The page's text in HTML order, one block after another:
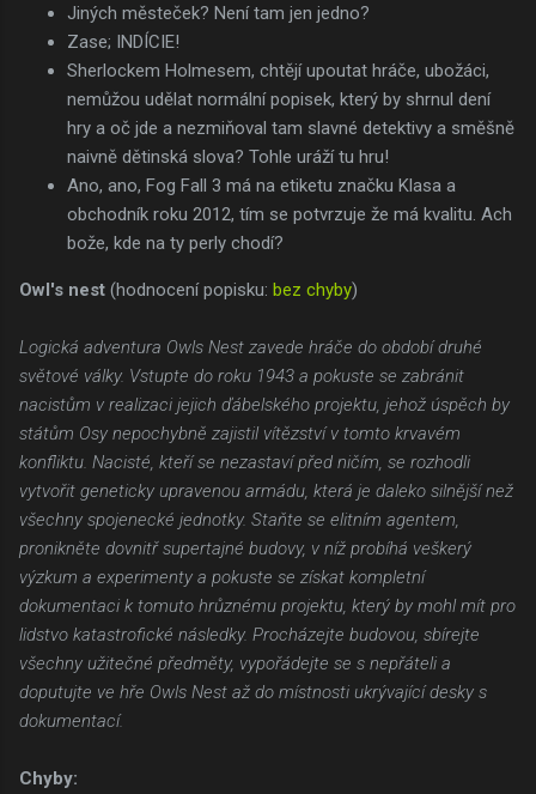
Jiných městeček? Není tam jen jedno?
Zase; INDÍCIE!
Sherlockem Holmesem, chtějí upoutat hráče, ubožáci,
nemůžou udělat normální popisek, který by shrnul dení
hry a oč jde a nezmiňoval tam slavné detektivy a směšně
naivně dětinská slova? Tohle uráží tu hru!
Ano, ano, Fog Fall 3 má na etiketu značku Klasa a
obchodník roku 2012, tím se potvrzuje že má kvalitu. Ach
bože, kde na ty perly chodí?
Owl's nest (hodnocení popisku: bez chyby)
Logická adventura Owls Nest zavede hráče do období druhé
světové války. Vstupte do roku 1943 a pokuste se zabránit
nacistům v realizaci jejich ďábelského projektu, jehož úspěch by
státům Osy nepochybně zajistil vítězství v tomto krvavém
konfliktu. Nacisté, kteří se nezastaví před ničím, se rozhodli
vytvořit geneticky upravenou armádu, která je daleko silnější než
všechny spojenecké jednotky. Staňte se elitním agentem,
pronikněte dovnitř supertajné budovy, v níž probíhá veškerý
výzkum a experimenty a pokuste se získat kompletní
dokumentaci k tomuto hrůznému projektu, který by mohl mít pro
lidstvo katastrofické následky. Procházejte budovou, sbírejte
všechny užitečné předměty, vypořádejte se s nepřáteli a
doputujte ve hře Owls Nest až do místnosti ukrývající desky s
dokumentací.
Chyby: